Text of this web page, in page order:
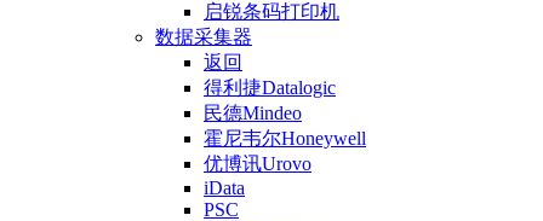
启锐条码打印机
数据采集器
返回
得利捷Datalogic
民德Mindeo
霍尼韦尔Honeywell
优博讯Urovo
iData
PSC